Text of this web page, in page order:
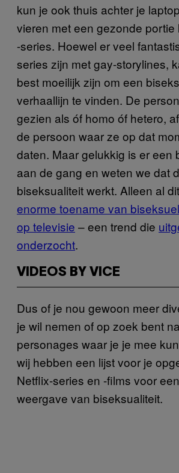
kun je ook thuis achter je
vieren met een gezonde portie
-series. Hoewel er veel
series zijn met gay-storylines,
best moeilijk zijn om een
verhaallijn te vinden. De
gezien als óf homo óf hetero,
de persoon waar ze op dat
daten. Maar gelukkig is er een
aan de gang en weten we dat
biseksualiteit werkt. Alleen al
enorme toename van
op televisie – een trend die
onderzocht.
VIDEOS BY VICE
Dus of je nou gewoon meer
je wil nemen of op zoek bent
personages waar je je mee
wij hebben een lijst voor je
Netflix-series en -films voor
weergave van biseksualiteit.